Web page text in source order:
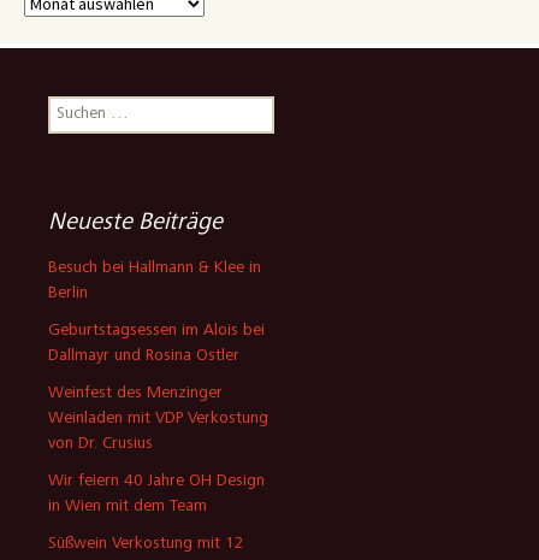
Suchen
nach:
Neueste Beiträge
Besuch bei Hallmann & Klee in
Berlin
Geburtstagsessen im Alois bei
Dallmayr und Rosina Ostler
Weinfest des Menzinger
Weinladen mit VDP Verkostung
von Dr. Crusius
Wir feiern 40 Jahre OH Design
in Wien mit dem Team
Süßwein Verkostung mit 12